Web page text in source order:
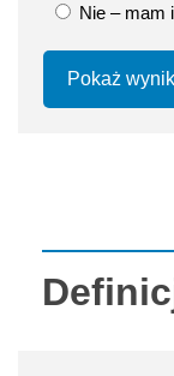
Nie – mam
Pokaż wynik